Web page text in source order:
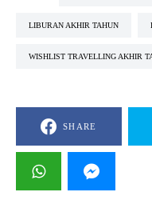
LIBURAN AKHIR TAHUN
WISHLIST TRAVELLING AKHIR
SHARE